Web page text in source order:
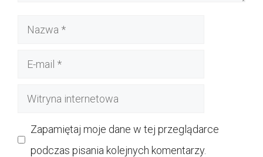
Nazwa
Witryna
Zapamiętaj moje dane w tej przeglądarce
podczas pisania kolejnych komentarzy.